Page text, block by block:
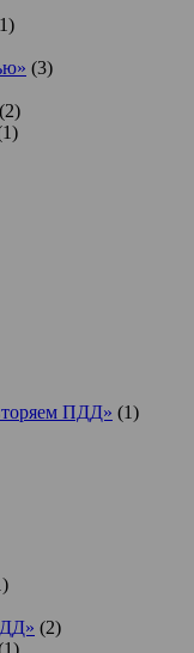
(3)
(2)
ПДД» (1)
(2)